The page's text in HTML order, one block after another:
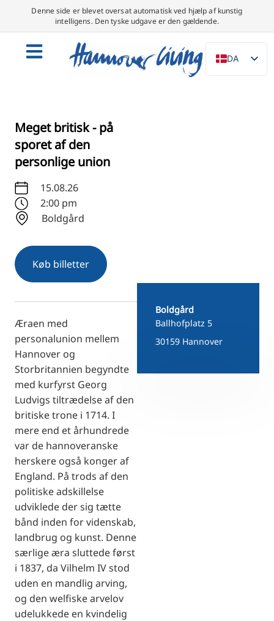
Denne side er blevet oversat automatisk ved hjælp af kunstig
intelligens. Den tyske udgave er den gældende.
DA
DE
Meget britisk - på
sporet af den
personlige union
15.08.26
2:00 pm
Boldgård
Køb billetter
Æraen med
personalunion mellem
Hannover og
Storbritannien begyndte
med kurfyrst Georg
Ludvigs tiltrædelse af den
britiske trone i 1714. I
mere end et århundrede
var de hannoveranske
herskere også konger af
England. På trods af den
politiske adskillelse
udviklede der sig tætte
bånd inden for videnskab,
landbrug og kunst. Denne
særlige æra sluttede først
i 1837, da Vilhelm IV stod
uden en mandlig arving,
og den welfiske arvelov
udelukkede en kvindelig
Boldgård
Ballhofplatz 5
30159 Hannover